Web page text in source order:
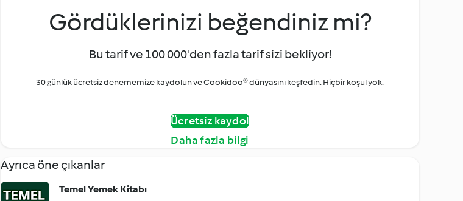
Gördüklerinizi beğendiniz mi?
Bu tarif ve 100 000'den fazla tarif sizi bekliyor!
30 günlük ücretsiz denememize kaydolun ve Cookidoo® dünyasını keşfedin. Hiçbir koşul yok.
Ücretsiz kaydol
Daha fazla bilgi
Ayrıca öne çıkanlar
Temel Yemek Kitabı